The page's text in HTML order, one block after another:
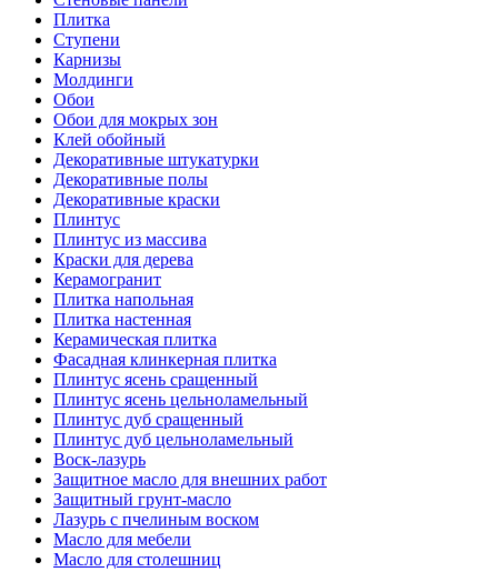
Плитка
Ступени
Карнизы
Молдинги
Обои
Обои для мокрых зон
Клей обойный
Декоративные штукатурки
Декоративные полы
Декоративные краски
Плинтус
Плинтус из массива
Краски для дерева
Керамогранит
Плитка напольная
Плитка настенная
Керамическая плитка
Фасадная клинкерная плитка
Плинтус ясень сращенный
Плинтус ясень цельноламельный
Плинтус дуб сращенный
Плинтус дуб цельноламельный
Воск-лазурь
Защитное масло для внешних работ
Защитный грунт-масло
Лазурь с пчелиным воском
Масло для мебели
Масло для столешниц